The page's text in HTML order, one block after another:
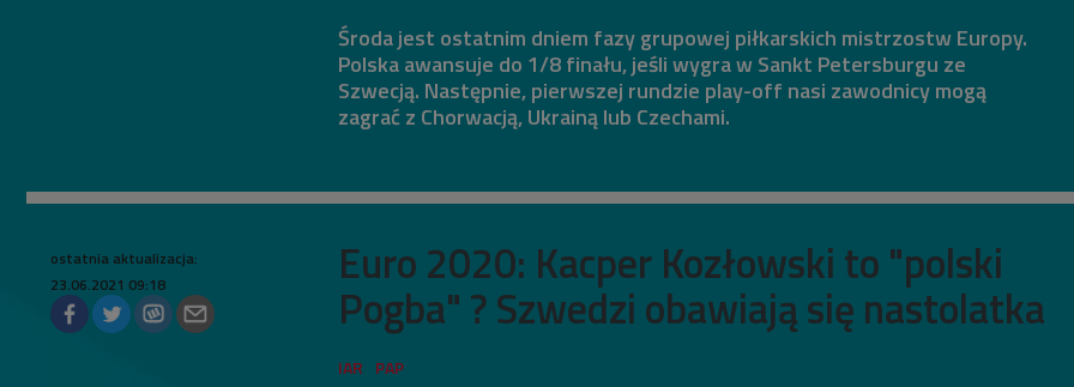
Środa jest ostatnim dniem fazy grupowej piłkarskich mistrzostw Europy.
Polska awansuje do 1/8 finału, jeśli wygra w Sankt Petersburgu ze
Szwecją. Następnie, pierwszej rundzie play-off nasi zawodnicy mogą
zagrać z Chorwacją, Ukrainą lub Czechami.
Euro 2020: Kacper Kozłowski to "polski
Pogba" ? Szwedzi obawiają się nastolatka
ostatnia aktualizacja:
23.06.2021 09:18